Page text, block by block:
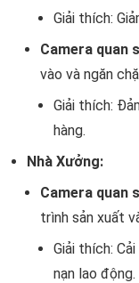
Giải thích:
Camera quan
vào và ngăn
Giải thích:
hàng.
Nhà Xưởng:
Camera quan
trình sản xuất
Giải thích:
nạn lao động.